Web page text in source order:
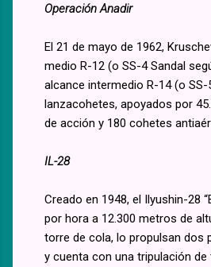
Operación Anadir
El 21 de mayo de 1962,
medio R-12 (o SS-4 Sandal
alcance intermedio R-14 (o
lanzacohetes, apoyados por
de acción y 180 cohetes
IL-28
Creado en 1948, el Ilyushin-28
por hora a 12.300 metros de
torre de cola, lo propulsan dos
y cuenta con una tripulación